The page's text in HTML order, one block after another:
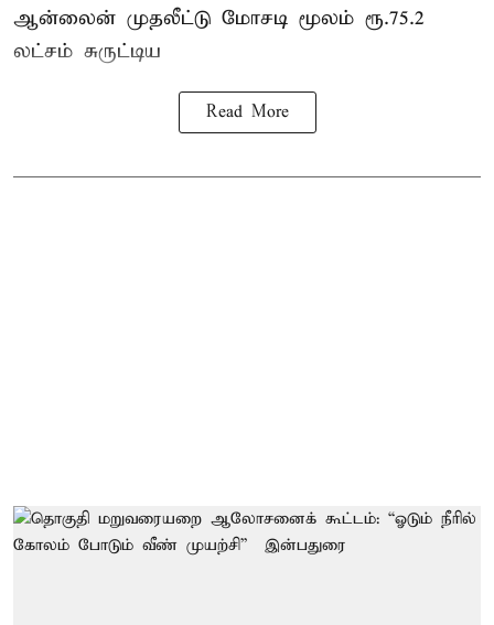
ஆன்லைன் முதலீட்டு மோசடி மூலம் ரூ.75.2
லட்சம் சுருட்டிய
Read More